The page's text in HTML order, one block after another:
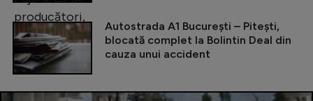
Autostrada A1 București – Pitești,
blocată complet la Bolintin Deal din
cauza unui accident